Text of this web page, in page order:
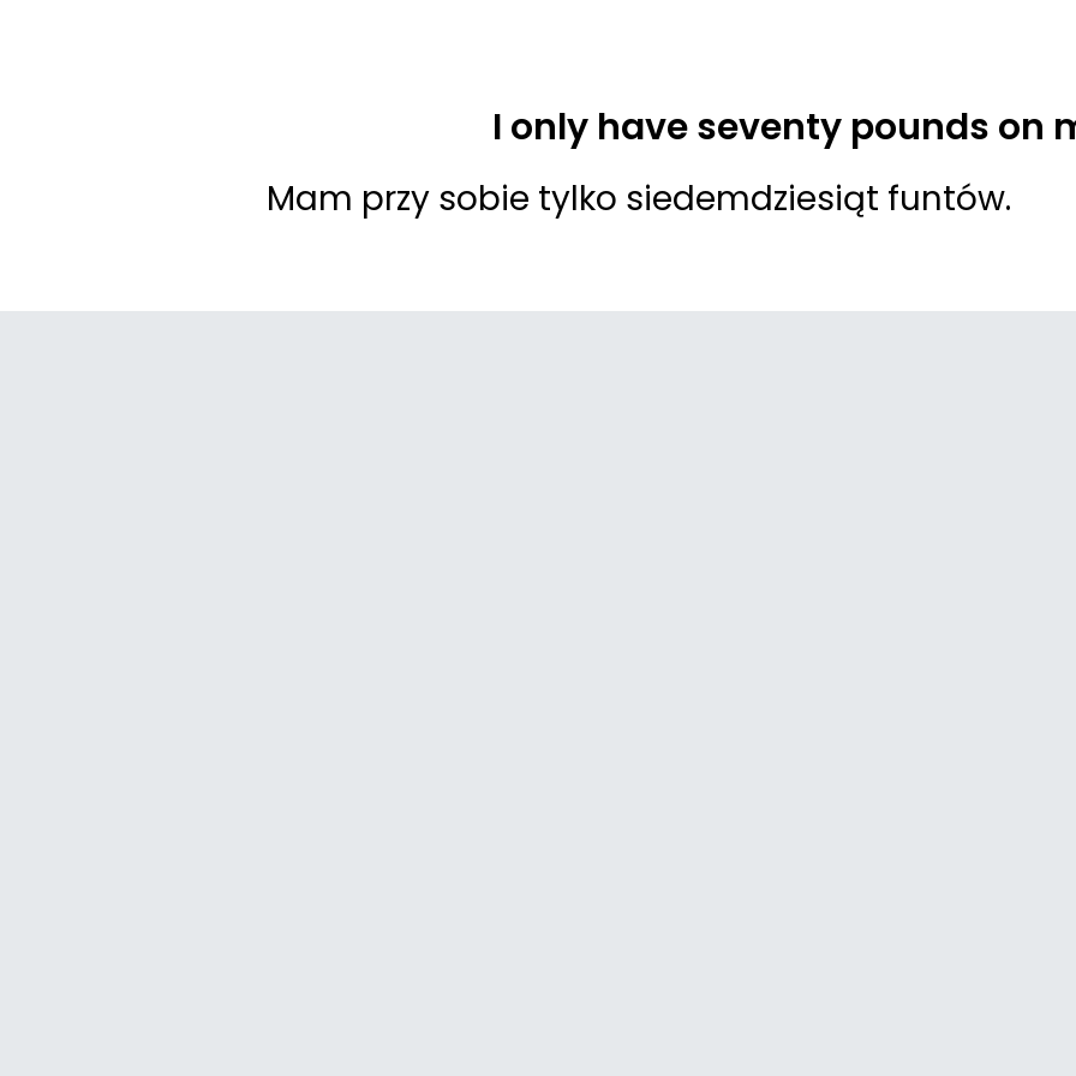
I only have seventy pounds on
Mam przy sobie tylko siedemdziesiąt funtów.